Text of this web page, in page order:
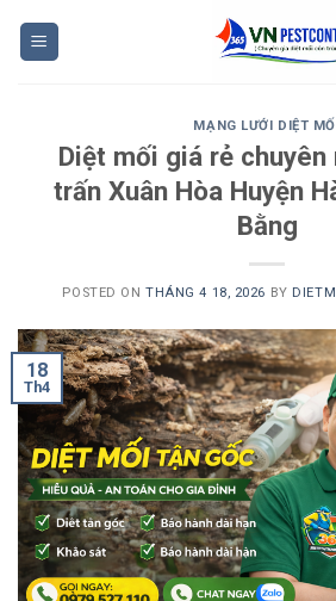
MẠNG LƯỚI DIỆT
Diệt mối giá rẻ
trấn Xuân Hòa Huyện
Bằng
POSTED ONTHÁNG 4 18, 2026 BY
18
Th4